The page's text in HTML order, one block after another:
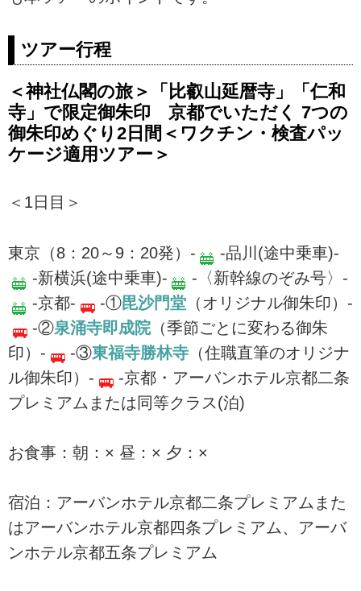
ツアー行程
＜神社仏閣の旅＞「比叡山延暦寺」「仁和
寺」で限定御朱印 京都でいただく 7つの
御朱印めぐり2日間＜ワクチン・検査パッ
ケージ適用ツアー＞
＜1日目＞
東京（8：20～9：20発）-
-品川(途中乗車)-
-新横浜(途中乗車)-
-〈新幹線のぞみ号〉-
-京都-
-①毘沙門堂 （オリジナル御朱印）-
-②泉涌寺即成院（季節ごとに変わる御朱
印）-
-③東福寺勝林寺 （住職直筆のオリジナ
ル御朱印）-
-京都・アーバンホテル京都二条
プレミアムまたは同等クラス(泊)
お食事：朝：× 昼：× 夕：×
宿泊：アーバンホテル京都二条プレミアムまた
はアーバンホテル京都四条プレミアム、アーバ
ンホテル京都五条プレミアム